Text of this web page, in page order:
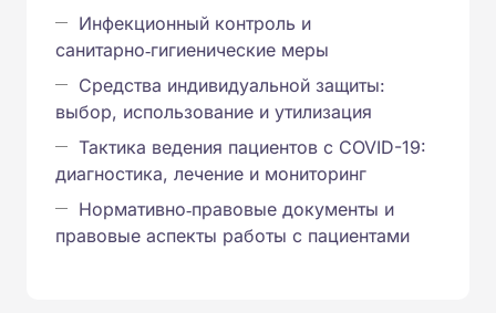
Инфекционный контроль и
санитарно‑гигиенические меры
Средства индивидуальной защиты:
выбор, использование и утилизация
Тактика ведения пациентов с COVID-19:
диагностика, лечение и мониторинг
Нормативно‑правовые документы и
правовые аспекты работы с пациентами